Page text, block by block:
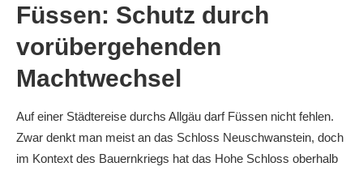
Füssen: Schutz durch
vorübergehenden
Machtwechsel
Auf einer Städtereise durchs Allgäu darf Füssen nicht fehlen.
Zwar denkt man meist an das Schloss Neuschwanstein, doch
im Kontext des Bauernkriegs hat das Hohe Schloss oberhalb